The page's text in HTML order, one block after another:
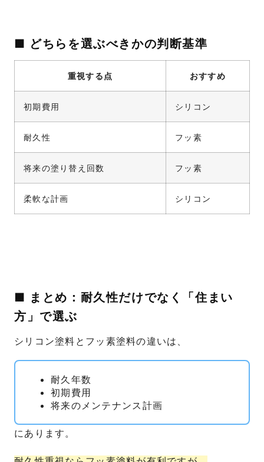
■ どちらを選ぶべきかの判断基準
重視する点 おすすめ
初期費用 シリコン
耐久性 フッ素
将来の塗り替え回数 フッ素
柔軟な計画 シリコン
■ まとめ：耐久性だけでなく「住まい
方」で選ぶ
シリコン塗料とフッ素塗料の違いは、
耐久年数
初期費用
将来のメンテナンス計画
にあります。